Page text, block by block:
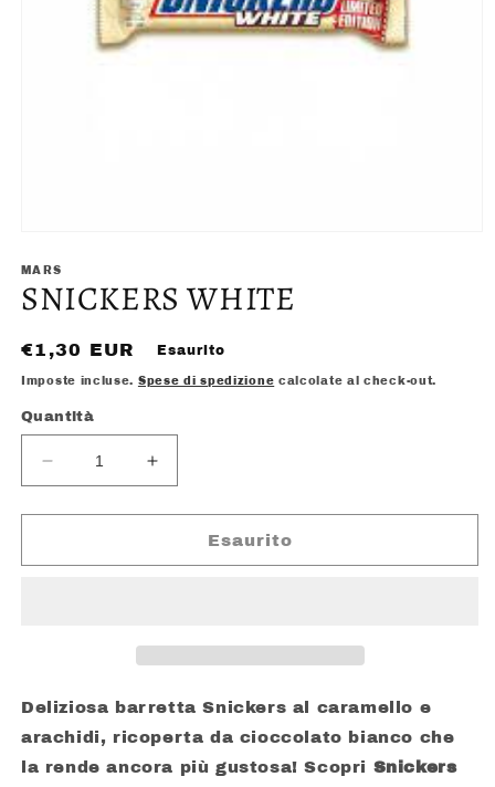
multimediali
1
in
MARS
SNICKERS WHITE
Prezzo
di
€1,30 EUR Esaurito
Imposte incluse. Spese di spedizione calcolate al check-out.
Quantità
Diminuisci
quantità
per
WHITE
Aumenta
quantità
per
SNICKERS
WHITE
Esaurito
Deliziosa barretta Snickers al caramello e
arachidi, ricoperta da cioccolato bianco che
la rende ancora più gustosa! Scopri Snickers